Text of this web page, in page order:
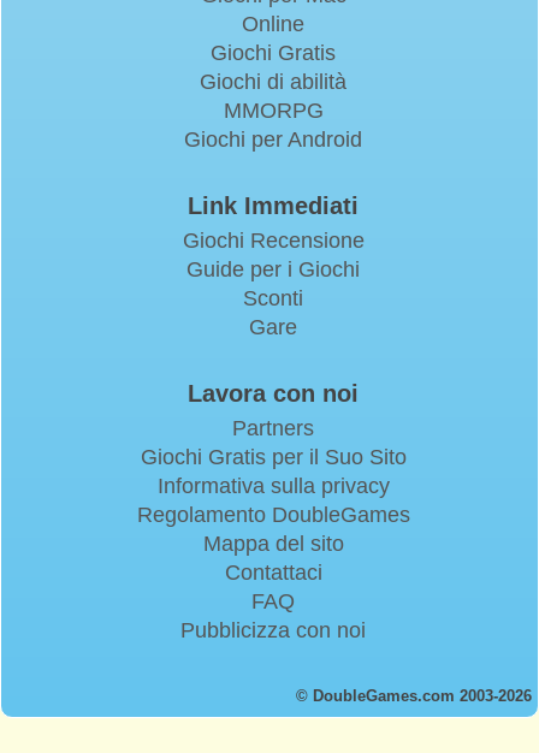
Online
Giochi Gratis
Giochi di abilità
MMORPG
Giochi per Android
Link Immediati
Giochi Recensione
Guide per i Giochi
Sconti
Gare
Lavora con noi
Partners
Giochi Gratis per il Suo Sito
Informativa sulla privacy
Regolamento DoubleGames
Mappa del sito
Contattaci
FAQ
Pubblicizza con noi
© DoubleGames.com 2003-2026